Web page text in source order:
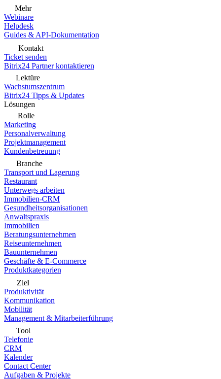
Mehr
Webinare
Helpdesk
Guides & API-Dokumentation
Kontakt
Ticket senden
Bitrix24 Partner kontaktieren
Lektüre
Wachstumszentrum
Bitrix24 Tipps & Updates
Lösungen
Rolle
Marketing
Personalverwaltung
Projektmanagement
Kundenbetreuung
Branche
Transport und Lagerung
Restaurant
Unterwegs arbeiten
Immobilien-CRM
Gesundheitsorganisationen
Anwaltspraxis
Immobilien
Beratungsunternehmen
Reiseunternehmen
Bauunternehmen
Geschäfte & E-Commerce
Produktkategorien
Ziel
Produktivität
Kommunikation
Mobilität
Management & Mitarbeiterführung
Tool
Telefonie
CRM
Kalender
Contact Center
Aufgaben & Projekte